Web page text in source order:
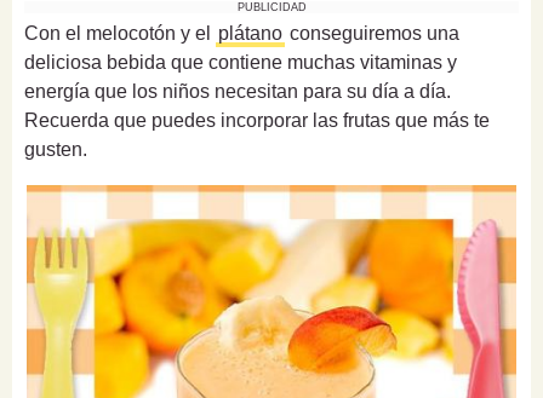
PUBLICIDAD
Con el melocotón y el plátano conseguiremos una
deliciosa bebida que contiene muchas vitaminas y
energía que los niños necesitan para su día a día.
Recuerda que puedes incorporar las frutas que más te
gusten.